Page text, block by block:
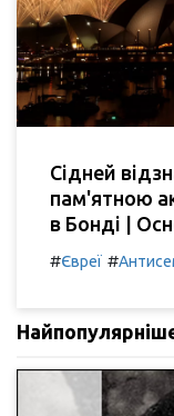
Сідней
пам'ятною
в Бонді |
#Євреї #